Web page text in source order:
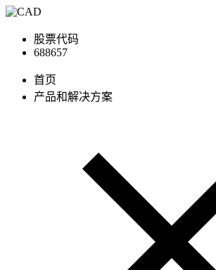
股票代码
688657
首页
产品和解决方案